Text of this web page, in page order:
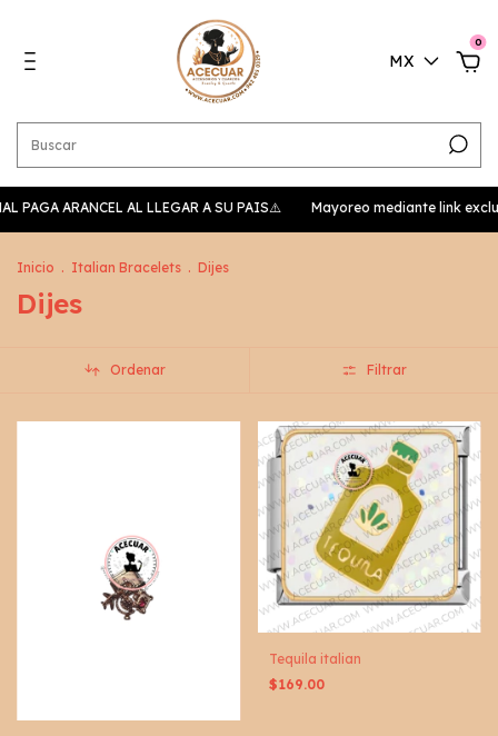
MX
0
ARANCEL AL LLEGAR A SU PAIS⚠️ Mayoreo mediante link
Inicio . Italian Bracelets . Dijes
Dijes
Ordenar Filtrar
Tequila italian
$169.00